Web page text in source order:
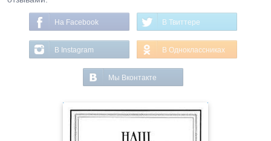
На Facebook В Твиттере
В Instagram В Одноклассниках
Мы Вконтакте